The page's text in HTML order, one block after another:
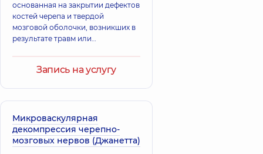
основанная на закрытии дефектов
костей черепа и твердой
мозговой оболочки, возникших в
результате травм или
Запись на услугу
Микроваскулярная
декомпрессия черепно-
мозговых нервов (Джанетта)